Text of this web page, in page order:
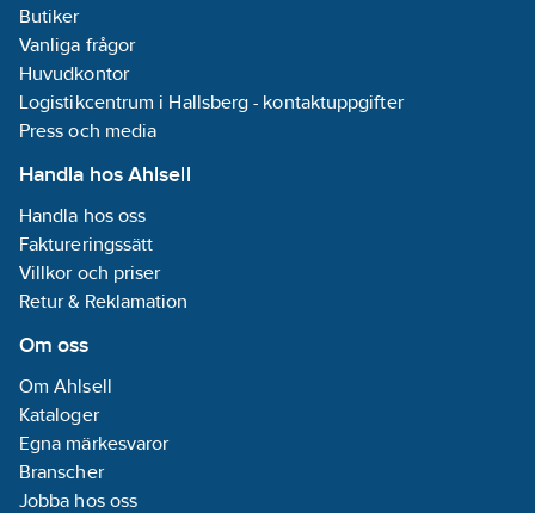
Butiker
Vanliga frågor
Huvudkontor
Logistikcentrum i Hallsberg - kontaktuppgifter
Press och media
Handla hos Ahlsell
Handla hos oss
Faktureringssätt
Villkor och priser
Retur & Reklamation
Om oss
Om Ahlsell
Kataloger
Egna märkesvaror
Branscher
Jobba hos oss